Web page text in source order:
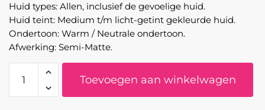
Huid types: Allen, inclusief de gevoelige huid.
Huid teint: Medium t/m licht-getint gekleurde huid.
Ondertoon: Warm / Neutrale ondertoon.
Afwerking: Semi-Matte.
Mineralissima
Minerale
Toevoegen aan winkelwagen